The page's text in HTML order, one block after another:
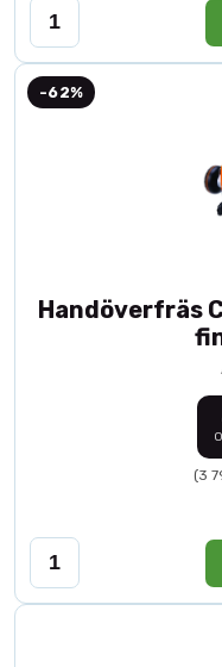
-62%
Handöverfräs
(3